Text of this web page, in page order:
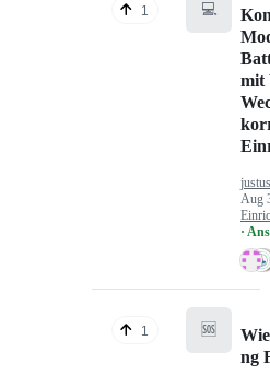
1 💻
mit
Aug
·
1 🆘
ng